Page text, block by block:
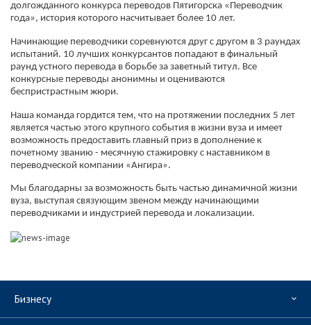
долгожданного конкурса переводов Пятигорска «Переводчик
года», история которого насчитывает более 10 лет.
Начинающие переводчики соревнуются друг с другом в 3 раундах
испытаний. 10 лучших конкурсантов попадают в финальный
раунд устного перевода в борьбе за заветный титул. Все
конкурсные переводы анонимны и оцениваются
беспристрастным жюри.
Наша команда гордится тем, что на протяжении последних 5 лет
является частью этого крупного события в жизни вуза и имеет
возможность предоставить главный приз в дополнение к
почетному званию - месячную стажировку с наставником в
переводческой компании «Ангира».
Мы благодарны за возможность быть частью динамичной жизни
вуза, выступая связующим звеном между начинающими
переводчиками и индустрией перевода и локализации.
Бизнесу